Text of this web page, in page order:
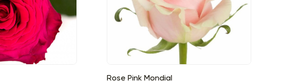
Rose Pink Mondial